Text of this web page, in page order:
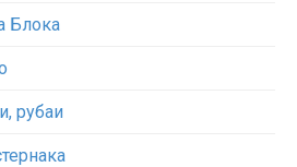
Блока
рубаи